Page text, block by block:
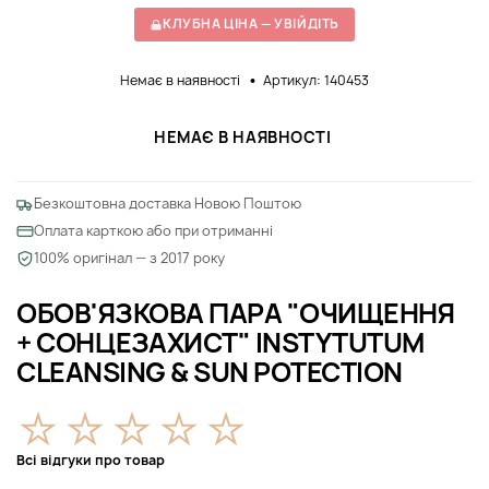
ОБОВ'ЯЗКОВА ПАРА "ОЧИЩЕННЯ
+ СОНЦЕЗАХИСТ" INSTYTUTUM
CLEANSING & SUN POTECTION
Всі відгуки про товар
КЛУБНА ЦІНА — УВІЙДІТЬ
Немає в наявності Артикул: 140453
НЕМАЄ В НАЯВНОСТІ
Безкоштовна доставка Новою Поштою
Оплата карткою або при отриманні
100% оригінал — з 2017 року